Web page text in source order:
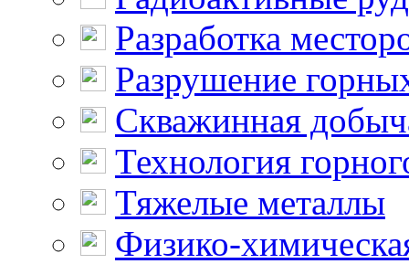
Разработка
Разрушение
Скважинная
Технология
Тяжелые металлы
Физико-